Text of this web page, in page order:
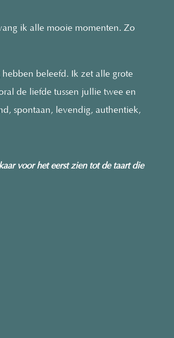
ik alle mooie momenten. Zo
beleefd. Ik zet alle grote
de liefde tussen jullie twee en
spontaan, levendig, authentiek,
voor het eerst zien tot de taart die